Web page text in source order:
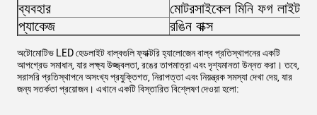
ব্যবহার
মোটরসাইকেল মিনি ফগ লাইট
প্যাকেজ
রঙিন বাক্স
অটোমোটিভ LED হেডলাইট বাল্বগুলি ফ্যাক্টরি হ্যালোজেন বাল্ব প্রতিস্থাপনের একটি
আপগ্রেড সমাধান, যার লক্ষ্য উজ্জ্বলতা, রঙের তাপমাত্রা এবং দৃশ্যমানতা উন্নত করা। তবে,
সরাসরি প্রতিস্থাপনে অসংখ্য প্রযুক্তিগত, নিরাপত্তা এবং নিয়ন্ত্রক সমস্যা দেখা দেয়, যার
জন্য সতর্কতা প্রয়োজন। এখানে একটি বিস্তারিত বিশ্লেষণ দেওয়া হলো: